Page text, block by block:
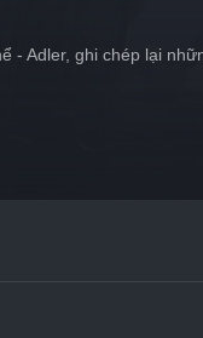
Adler, ghi chép lại